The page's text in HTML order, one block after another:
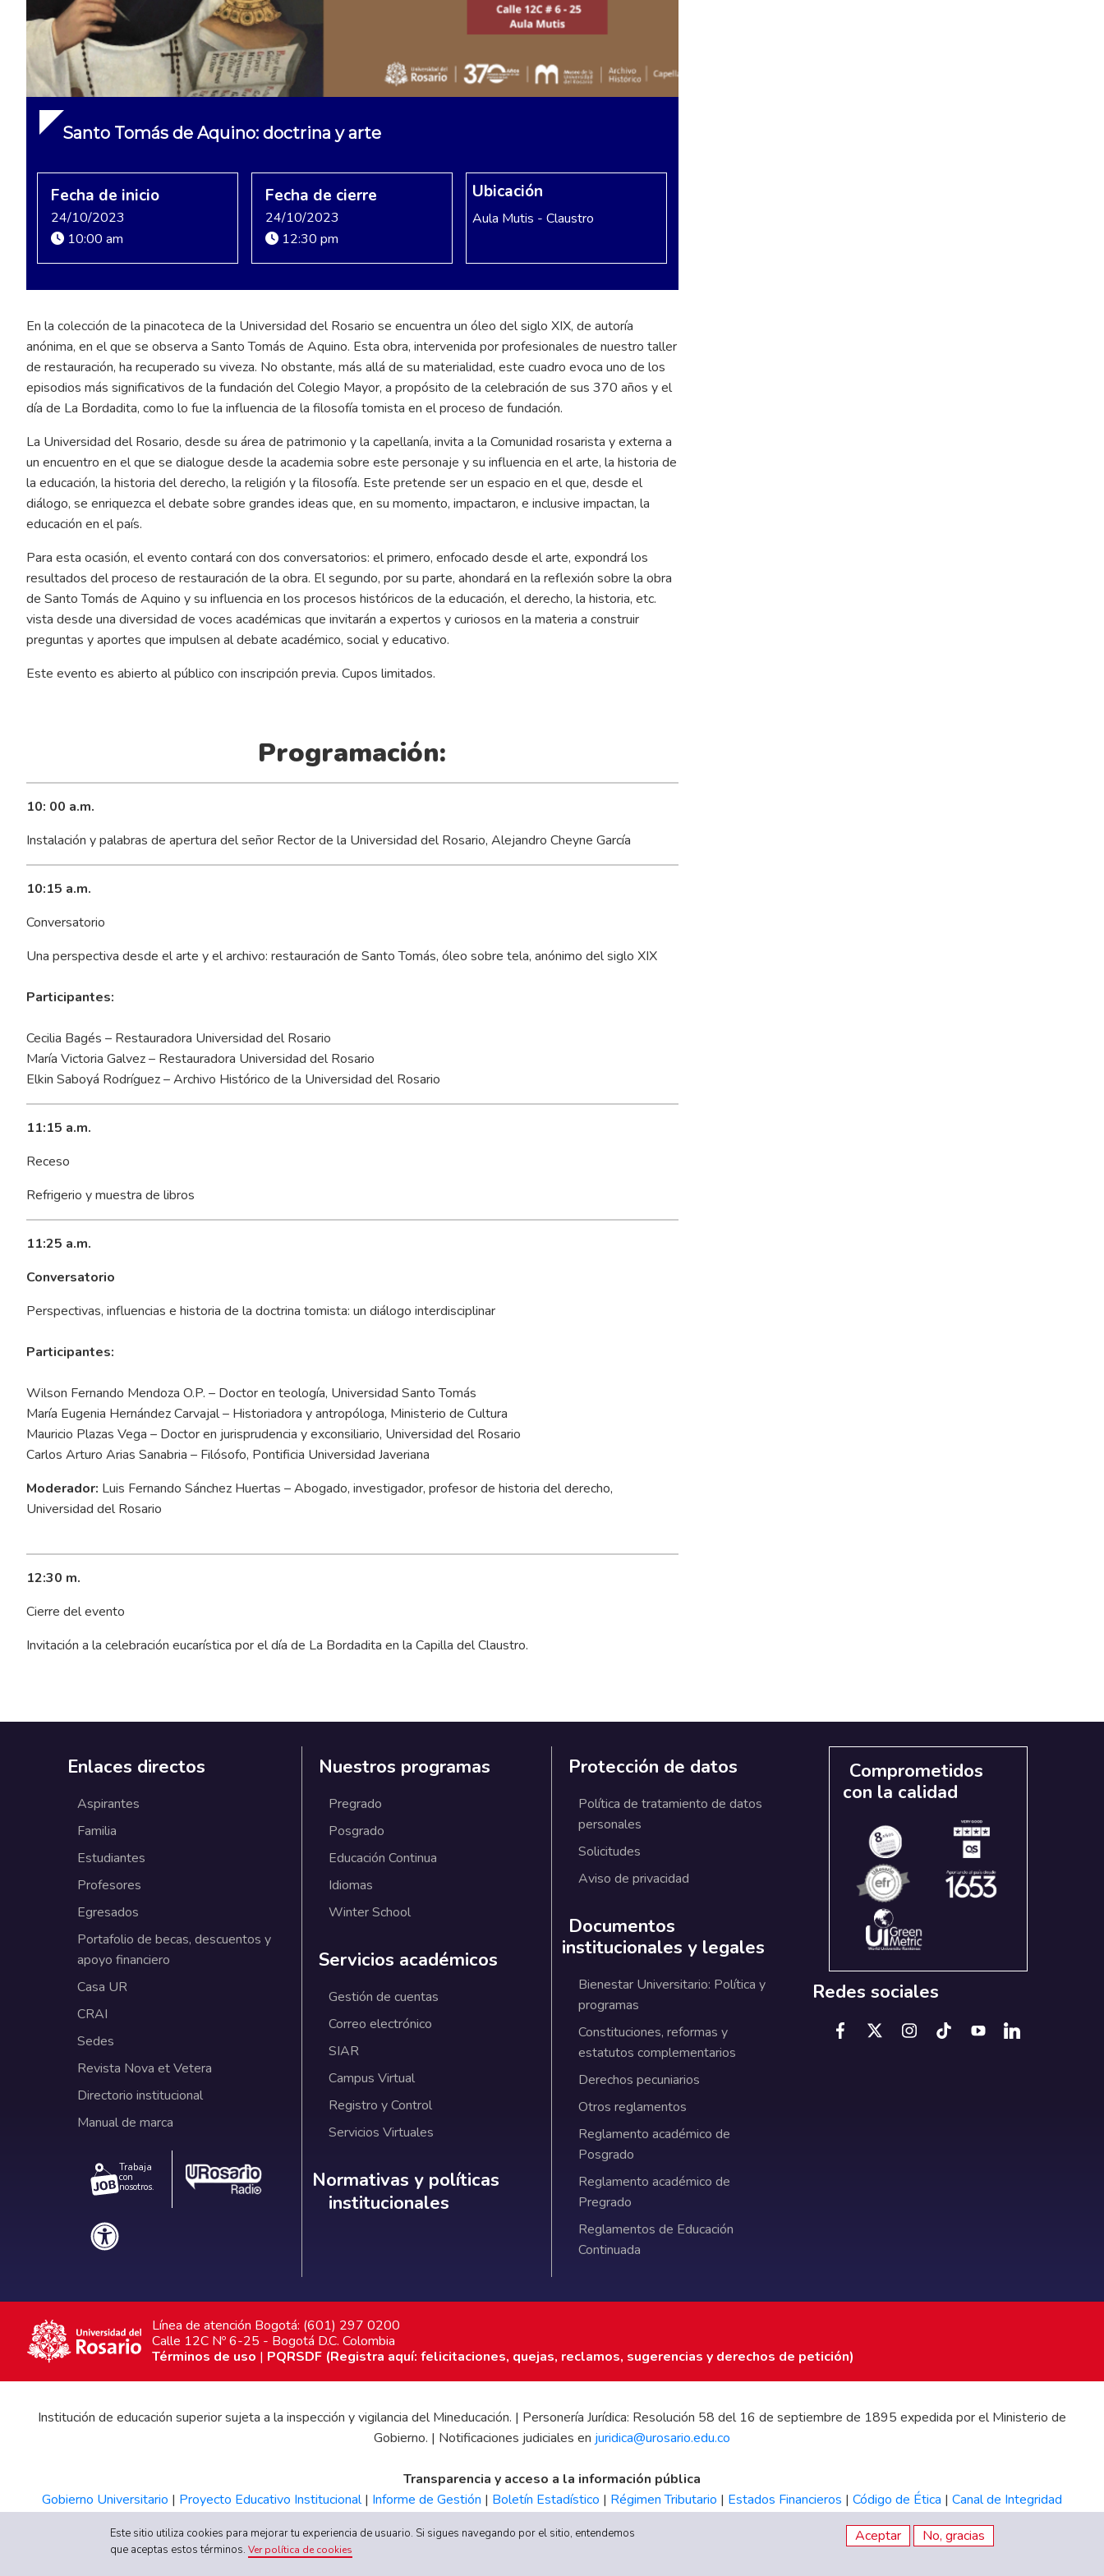
Santo Tomás de Aquino: doctrina y arte
Fecha de inicio
24/10/2023
10:00 am
Fecha de cierre
24/10/2023
12:30 pm
Ubicación
Aula Mutis - Claustro
En la colección de la pinacoteca de la Universidad del Rosario se encuentra un óleo del siglo XIX, de autoría
anónima, en el que se observa a Santo Tomás de Aquino. Esta obra, intervenida por profesionales de nuestro taller
de restauración, ha recuperado su viveza. No obstante, más allá de su materialidad, este cuadro evoca uno de los
episodios más significativos de la fundación del Colegio Mayor, a propósito de la celebración de sus 370 años y el
día de La Bordadita, como lo fue la influencia de la filosofía tomista en el proceso de fundación.
La Universidad del Rosario, desde su área de patrimonio y la capellanía, invita a la Comunidad rosarista y externa a
un encuentro en el que se dialogue desde la academia sobre este personaje y su influencia en el arte, la historia de
la educación, la historia del derecho, la religión y la filosofía. Este pretende ser un espacio en el que, desde el
diálogo, se enriquezca el debate sobre grandes ideas que, en su momento, impactaron, e inclusive impactan, la
educación en el país.
Para esta ocasión, el evento contará con dos conversatorios: el primero, enfocado desde el arte, expondrá los
resultados del proceso de restauración de la obra. El segundo, por su parte, ahondará en la reflexión sobre la obra
de Santo Tomás de Aquino y su influencia en los procesos históricos de la educación, el derecho, la historia, etc.
vista desde una diversidad de voces académicas que invitarán a expertos y curiosos en la materia a construir
preguntas y aportes que impulsen al debate académico, social y educativo.
Este evento es abierto al público con inscripción previa. Cupos limitados.
Programación:
10: 00 a.m.
Instalación y palabras de apertura del señor Rector de la Universidad del Rosario, Alejandro Cheyne García
10:15 a.m.
Conversatorio
Una perspectiva desde el arte y el archivo: restauración de Santo Tomás, óleo sobre tela, anónimo del siglo XIX
Participantes:
Cecilia Bagés – Restauradora Universidad del Rosario
María Victoria Galvez – Restauradora Universidad del Rosario
Elkin Saboyá Rodríguez – Archivo Histórico de la Universidad del Rosario
11:15 a.m.
Receso
Refrigerio y muestra de libros
11:25 a.m.
Conversatorio
Perspectivas, influencias e historia de la doctrina tomista: un diálogo interdisciplinar
Participantes:
Wilson Fernando Mendoza O.P. – Doctor en teología, Universidad Santo Tomás
María Eugenia Hernández Carvajal – Historiadora y antropóloga, Ministerio de Cultura
Mauricio Plazas Vega – Doctor en jurisprudencia y exconsiliario, Universidad del Rosario
Carlos Arturo Arias Sanabria – Filósofo, Pontificia Universidad Javeriana
Moderador: Luis Fernando Sánchez Huertas – Abogado, investigador, profesor de historia del derecho,
Universidad del Rosario
12:30 m.
Cierre del evento
Invitación a la celebración eucarística por el día de La Bordadita en la Capilla del Claustro.
Enlaces directos
Aspirantes
Familia
Estudiantes
Profesores
Egresados
Portafolio de becas, descuentos y
apoyo financiero
Casa UR
CRAI
Sedes
Revista Nova et Vetera
Directorio institucional
Manual de marca
Trabaja
con
nosotros.
Nuestros programas
Pregrado
Posgrado
Educación Continua
Idiomas
Winter School
Servicios académicos
Gestión de cuentas
Correo electrónico
SIAR
Campus Virtual
Registro y Control
Servicios Virtuales
Normativas y políticas institucionales
Normativas y políticas
institucionales
Protección de datos
Política de tratamiento de datos
personales
Solicitudes
Aviso de privacidad
Documentos
institucionales y legales
Bienestar Universitario: Política y
programas
Constituciones, reformas y
estatutos complementarios
Derechos pecuniarios
Otros reglamentos
Reglamento académico de
Posgrado
Reglamento académico de
Pregrado
Reglamentos de Educación
Continuada
Comprometidos
con la calidad
Redes sociales
Línea de atención Bogotá: (601) 297 0200
Calle 12C Nº 6-25 - Bogotá D.C. Colombia
Términos de uso | PQRSDF (Registra aquí: felicitaciones, quejas, reclamos, sugerencias y derechos de petición)
Institución de educación superior sujeta a la inspección y vigilancia del Mineducación. | Personería Jurídica: Resolución 58 del 16 de septiembre de 1895 expedida por el Ministerio de
Gobierno. | Notificaciones judiciales en juridica@urosario.edu.co
Transparencia y acceso a la información pública
Gobierno Universitario | Proyecto Educativo Institucional| Informe de Gestión | Boletín Estadístico | Régimen Tributario | Estados Financieros | Código de Ética | Canal de Integridad
Este sitio utiliza cookies para mejorar tu experiencia de usuario. Si sigues navegando por el sitio, entendemos
que aceptas estos términos.Ver política de cookies
Aceptar No, gracias